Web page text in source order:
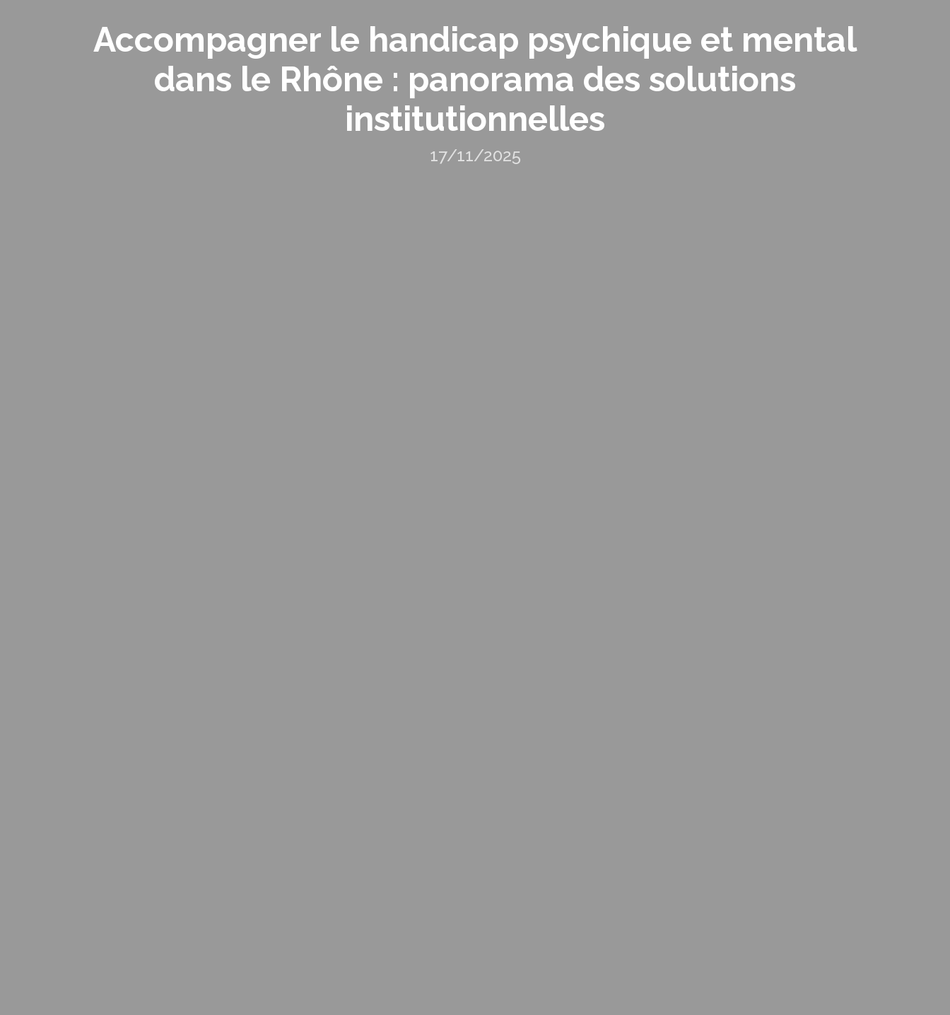
Accompagner le handicap psychique et mental
dans le Rhône : panorama des solutions
institutionnelles
17/11/2025